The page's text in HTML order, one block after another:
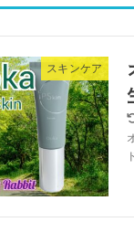
スキンケア